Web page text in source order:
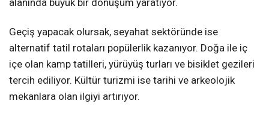
Geçiş yapacak olursak, seyahat sektöründe ise
alternatif tatil rotaları popülerlik kazanıyor. Doğa ile iç
içe olan kamp tatilleri, yürüyüş turları ve bisiklet gezileri
tercih ediliyor. Kültür turizmi ise tarihi ve arkeolojik
mekanlara olan ilgiyi artırıyor.